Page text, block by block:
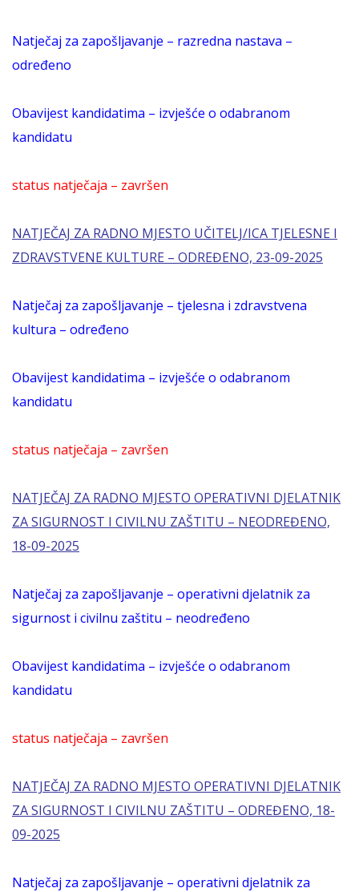
Natječaj za zapošljavanje – razredna nastava –
određeno
Obavijest kandidatima – izvješće o odabranom
kandidatu
status natječaja – završen
NATJEČAJ ZA RADNO MJESTO UČITELJ/ICA TJELESNE I
ZDRAVSTVENE KULTURE – ODREĐENO, 23-09-2025
Natječaj za zapošljavanje – tjelesna i zdravstvena
kultura – određeno
Obavijest kandidatima – izvješće o odabranom
kandidatu
status natječaja – završen
NATJEČAJ ZA RADNO MJESTO OPERATIVNI DJELATNIK
ZA SIGURNOST I CIVILNU ZAŠTITU – NEODREĐENO,
18-09-2025
Natječaj za zapošljavanje – operativni djelatnik za
sigurnost i civilnu zaštitu – neodređeno
Obavijest kandidatima – izvješće o odabranom
kandidatu
status natječaja – završen
NATJEČAJ ZA RADNO MJESTO OPERATIVNI DJELATNIK
ZA SIGURNOST I CIVILNU ZAŠTITU – ODREĐENO, 18-
09-2025
Natječaj za zapošljavanje – operativni djelatnik za